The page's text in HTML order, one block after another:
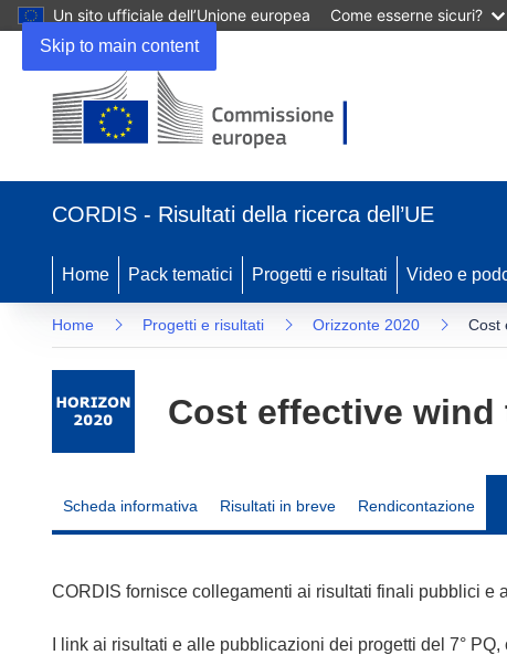
Skip to main content
Un sito ufficiale dell’Unione europea Come esserne sicuri?
in
nuova
finestra)
CORDIS - Risultati della ricerca dell’UE
Home Pack tematici Progetti e risultati Video e
Home Progetti e risultati Orizzonte 2020 Cost
Cost effective
Scheda informativa Risultati in breve Rendicontazione
CORDIS fornisce collegamenti ai risultati finali pubblici e
I link ai risultati e alle pubblicazioni dei progetti del 7°